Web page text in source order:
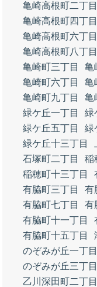
亀崎高根町二丁目
亀崎高根町四丁目
亀崎高根町六丁目
亀崎高根町八丁目
亀崎町三丁目
亀
亀崎町六丁目
亀
亀崎町九丁目
亀
緑ケ丘一丁目
緑
緑ケ丘五丁目
緑
緑ケ丘十三丁目
石塚町二丁目
稲
稲穂町十三丁目
有脇町三丁目
有
有脇町七丁目
有
有脇町十一丁目
有脇町十五丁目
のぞみが丘一丁目
のぞみが丘三丁目
乙川深田町二丁目